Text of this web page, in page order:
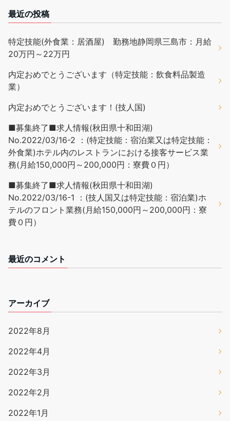
最近の投稿
特定技能(外食業：居酒屋) 勤務地静岡県三島市：月給
20万円～22万円
内定おめでとうございます（特定技能：飲食料品製造
業）
内定おめでとうございます！(技人国)
■募集終了■求人情報(秋田県十和田湖)
No.2022/03/16-2 ：(特定技能：宿泊業又は特定技能：
外食業)ホテル内のレストランにおける接客サービス業
務(月給150,000円～200,000円：寮費０円）
■募集終了■求人情報(秋田県十和田湖)
No.2022/03/16-1 ：(技人国又は特定技能：宿泊業)ホ
テルのフロント業務(月給150,000円～200,000円：寮
費０円）
最近のコメント
アーカイブ
2022年8月
2022年4月
2022年3月
2022年2月
2022年1月